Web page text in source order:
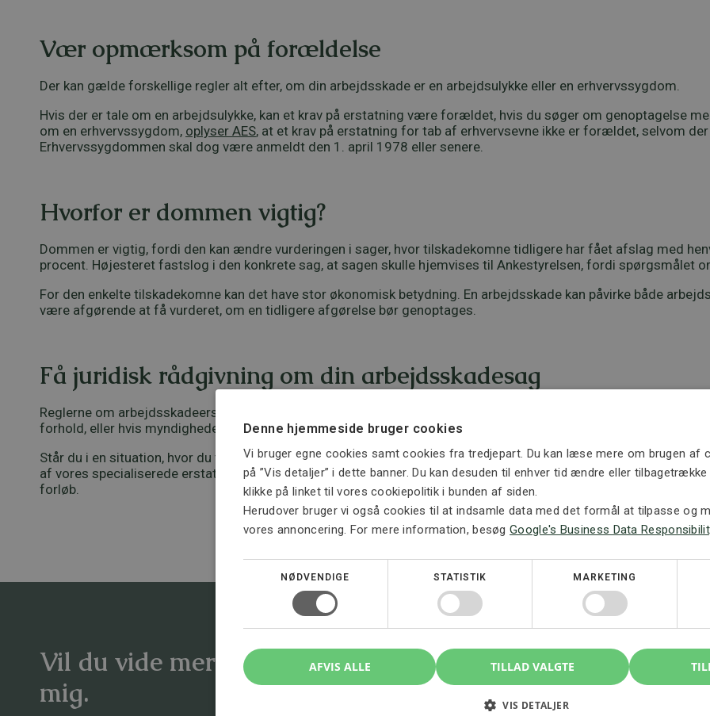
Vær opmærksom på forældelse
Der kan gælde forskellige regler alt efter, om din arbejdsskade er en arbejdsulykke eller en erhvervssygdom.
Hvis der er tale om en arbejdsulykke, kan et krav på erstatning være forældet, hvis du søger om genoptagelse
om en erhvervssygdom, oplyser AES, at et krav på erstatning for tab af erhvervsevne ikke er forældet, selvom
Erhvervssygdommen skal dog være anmeldt den 1. april 1978 eller senere.
Hvorfor er dommen vigtig?
Dommen er vigtig, fordi den kan ændre vurderingen i sager, hvor tilskadekomne tidligere har fået afslag med
procent. Højesteret fastslog i den konkrete sag, at sagen skulle hjemvises til Ankestyrelsen, fordi spørgsmålet
For den enkelte tilskadekomne kan det have stor økonomisk betydning. En arbejdsskade kan påvirke både
være afgørende at få vurderet, om en tidligere afgørelse bør genoptages.
Få juridisk rådgivning om din arbejdsskadesag
Reglerne om arbejdsskadeerstatning og genoptagelse kan være svære at gennemskue. Det gælder især, hvis
forhold, eller hvis myndighederne tidligere har vurderet, at dit erhvervsevnetab ikke var højt nok til at udløse
Står du i en situation, hvor du tidligere har fået afslag på erstatning for tab af erhvervsevne efter en
af vores specialiserede erstatningsadvokater. Vi kan hjælpe dig med at vurdere, om din sag kan være omfattet
forløb.
Vil du vide mere om emnet, kontakt
mig.
Denne hjemmeside bruger cookies
Vi bruger egne cookies samt cookies fra tredjepart. Du kan læse mere om brugen af
på ”Vis detaljer” i dette banner. Du kan desuden til enhver tid ændre eller
klikke på linket til vores cookiepolitik i bunden af siden.
Herudover bruger vi også cookies til at indsamle data med det formål at tilpasse og
vores annoncering. For mere information, besøgGoogle's Business Data
NØDVENDIGE STATISTIK MARKETING
TILLAD VALGTE
AFVIS ALLE
VIS DETALJER